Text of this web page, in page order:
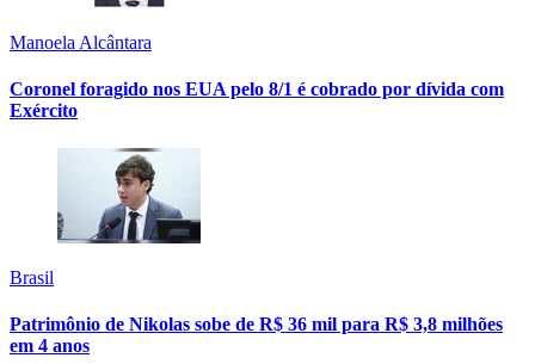
Manoela Alcântara
Coronel foragido nos EUA pelo 8/1 é cobrado por dívida com
Exército
Brasil
Patrimônio de Nikolas sobe de R$ 36 mil para R$ 3,8 milhões
em 4 anos